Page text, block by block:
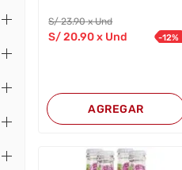
S/23.90 x Und
S/20.90x Und -12%
AGREGAR